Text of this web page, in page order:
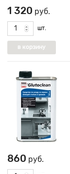
1 320 руб.
шт.
860 руб.